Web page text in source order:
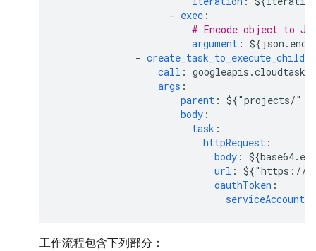
- exec :
# Encode object to
argument :
-
call :
args :
parent : ${"projects/" +
body :
task :
httpRequest :
body :
url : ${"https://
oauthToken :
工作流程包含下列部分：